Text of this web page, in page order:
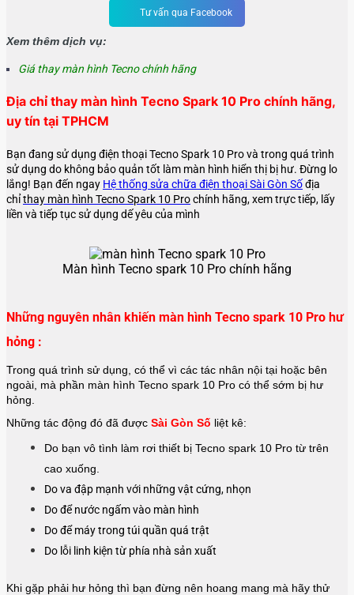
Tư vấn qua Facebook
Xem thêm dịch vụ:
Giá thay màn hình Tecno chính hãng
Địa chỉ thay màn hình Tecno Spark 10 Pro chính hãng,
uy tín tại TPHCM
Bạn đang sử dụng điện thoại Tecno Spark 10 Pro và trong quá trình
sử dụng do không bảo quản tốt làm màn hình hiển thị bị hư. Đừng lo
lắng! Bạn đến ngay Hệ thống sửa chữa điện thoại Sài Gòn Sốđịa
chỉthay màn hình Tecno Spark 10 Prochính hãng, xem trực tiếp, lấy
liền và tiếp tục sử dụng dế yêu của mình
Màn hình Tecno spark 10 Pro chính hãng
Những nguyên nhân khiến màn hình Tecno spark 10 Pro hư
hỏng :
Trong quá trình sử dụng, có thể vì các tác nhân nội tại hoặc bên
ngoài, mà phần màn hình Tecno spark 10 Pro có thể sớm bị hư
hỏng.
Những tác động đó đã được Sài Gòn Số liệt kê:
Do bạn vô tình làm rơi thiết bị Tecno spark 10 Pro từ trên
cao xuống.
Do va đập mạnh với những vật cứng, nhọn
Do để nước ngấm vào màn hình
Do để máy trong túi quần quá trật
Do lỗi linh kiện từ phía nhà sản xuất
Khi gặp phải hư hỏng thì bạn đừng nên hoang mang mà hãy thử